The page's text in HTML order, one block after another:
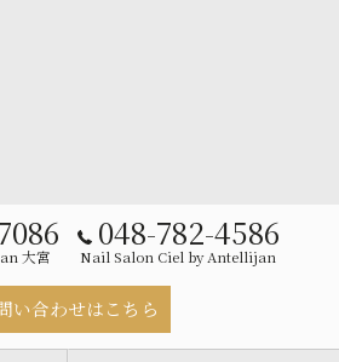
大宮
048-782-4586
Nail Salon Ciel by Antellijan
い合わせはこちら